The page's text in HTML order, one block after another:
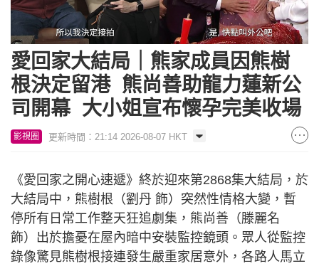
愛回家大結局｜熊家成員因熊樹
根決定留港 熊尚善助龍力蓮新公
司開幕 大小姐宣布懷孕完美收場
影視圈 更新時間：21:14 2026-08-07 HKT
《愛回家之開心速遞》終於迎來第2868集大結局，於
大結局中，熊樹根（劉丹 飾）突然性情格大變，暫
停所有日常工作整天狂追劇集，熊尚善（滕麗名
飾）出於擔憂在屋內暗中安裝監控鏡頭。眾人從監控
錄像驚見熊樹根接連發生嚴重家居意外，各路人馬立